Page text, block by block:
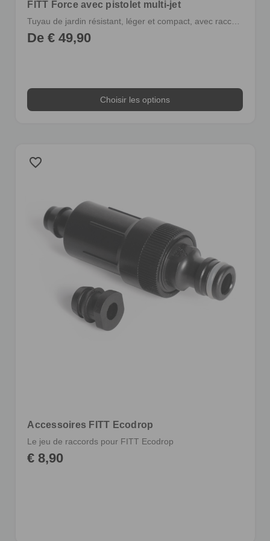
FITT Force avec pistolet multi-jet
Tuyau de jardin résistant, léger et compact, avec raccords et pistolet multi-jet
De € 49,90
Choisir les options
favorite_border
Accessoires FITT Ecodrop
Le jeu de raccords pour FITT Ecodrop
€ 8,90